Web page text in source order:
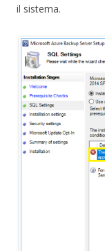
il sistema.